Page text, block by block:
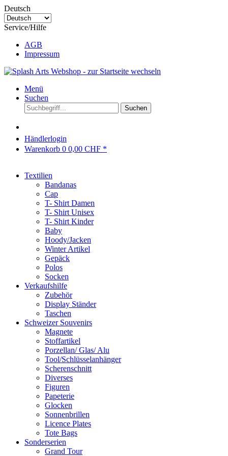
Deutsch
Service/Hilfe
AGB
Impressum
Menü
Suchen
Suchen
Händlerlogin
Warenkorb 0 0,00 CHF *
Textilien
Bandanas
Cap
T- Shirt Damen
T- Shirt Unisex
T- Shirt Kinder
Baby
Hoody/Jacken
Winter Artikel
Gepäck
Polos
Socken
Verkaufshilfe
Zubehör
Display Ständer
Taschen
Schweizer Souvenirs
Magnete
Stoffartikel
Porzellan/ Glas/ Alu
Tool/Schlüsselanhänger
Scherenschnitt
Diverses
Figuren
Papeterie
Glocken
Sonnenbrillen
Licence Plates
Tote Bags
Sonderserien
Grand Tour